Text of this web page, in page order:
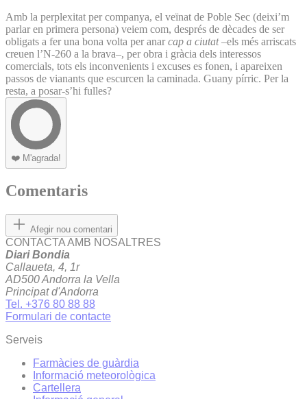
Amb la perplexitat per companya, el veïnat de Poble Sec (deixi’m
parlar en primera persona) veiem com, després de dècades de ser
obligats a fer una bona volta per anar cap a ciutat–els més arriscats
creuen l’N-260 a la brava–, per obra i gràcia dels interessos
comercials, tots els inconvenients i excuses es fonen, i apareixen
passos de vianants que escurcen la caminada. Guany pírric. Per la
resta, a posar-s’hi fulles?
❤️ M'agrada!
Comentaris
Afegir nou comentari
CONTACTA AMB NOSALTRES
Diari Bondia
Callaueta, 4, 1r
AD500 Andorra la Vella
Principat d'Andorra
Tel. +376 80 88 88
Formulari de contacte
Serveis
Farmàcies de guàrdia
Informació meteorològica
Cartellera